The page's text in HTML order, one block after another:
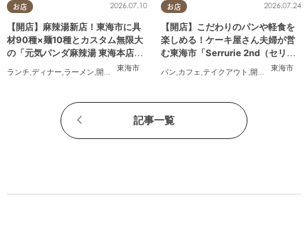
お店
東海市
2026.07.10
【開店】麻辣湯新店！東海市に具
材90種×麺10種とカスタム無限大
の「元気パンダ麻辣湯 東海本店」
ランチ ディナー ラーメン 開店 夫婦,カップル ,おひとりさま,友人 ,トレンド
お店
東海市
2026.07.24
【開店】こだわりのパンや軽食を
楽しめる！ケーキ屋さん夫婦が営
む東海市「Serrurie 2nd（セリュ
リエ セカンド）」6/29(月)テスト
オープン
パン カフェ テイクアウト 開店 専門店,
記事一覧